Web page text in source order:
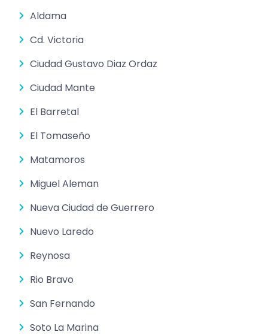
Aldama
Cd. Victoria
Ciudad Gustavo Diaz Ordaz
Ciudad Mante
El Barretal
El Tomaseño
Matamoros
Miguel Aleman
Nueva Ciudad de Guerrero
Nuevo Laredo
Reynosa
Rio Bravo
San Fernando
Soto La Marina